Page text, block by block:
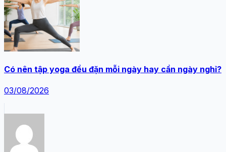
Có nên tập yoga đều đặn mỗi ngày hay cần ngày nghỉ?
03/08/2026